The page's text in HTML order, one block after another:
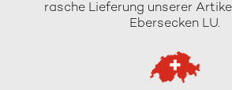
rasche Lieferung unserer
Ebersecken LU.